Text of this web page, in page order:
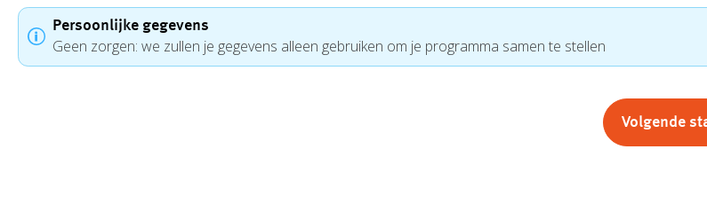
dash
MM
Persoonlijke gegevens
Geen zorgen: we zullen je gegevens alleen gebruiken om je programma samen te stellen